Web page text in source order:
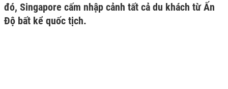
đó, Singapore cấm nhập cảnh tất cả du khách từ Ấn
Độ bất kể quốc tịch.